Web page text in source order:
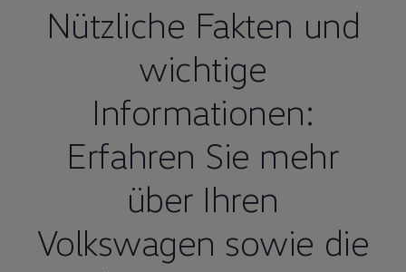
Nützliche Fakten und
wichtige
Informationen:
Erfahren Sie mehr
über Ihren
Volkswagen sowie die